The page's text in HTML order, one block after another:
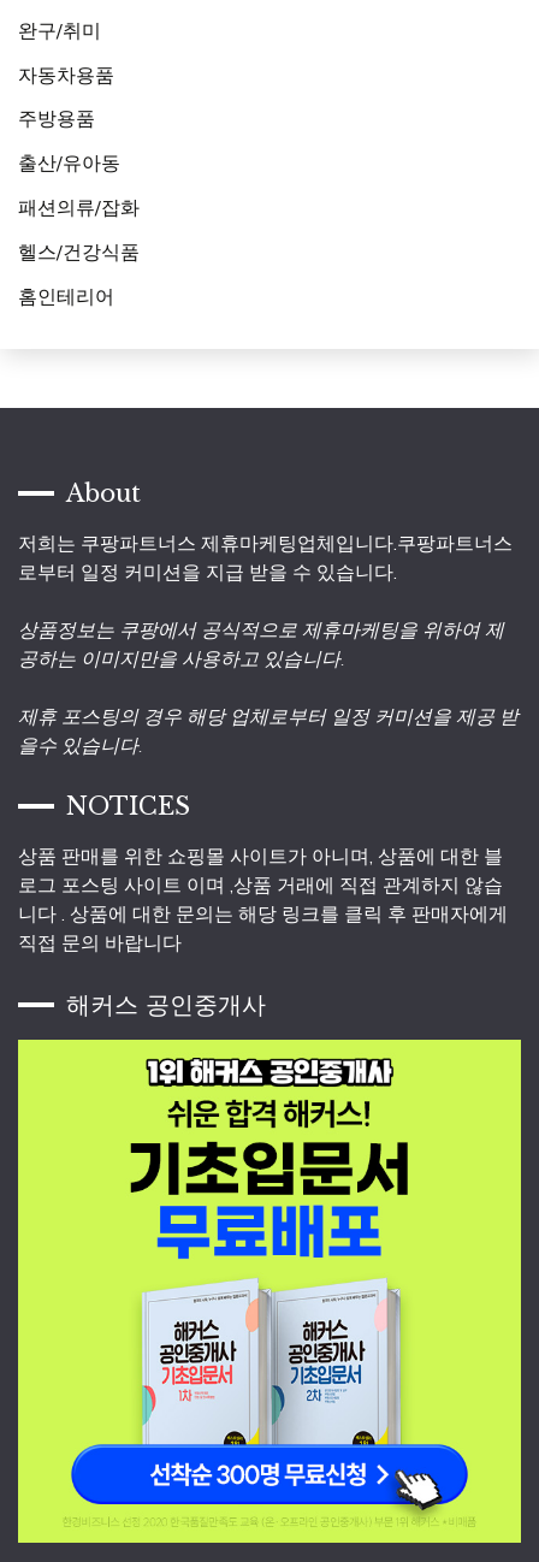
완구/취미
자동차용품
주방용품
출산/유아동
패션의류/잡화
헬스/건강식품
홈인테리어
About
저희는 쿠팡파트너스 제휴마케팅업체입니다.쿠팡파트너스
로부터 일정 커미션을 지급 받을 수 있습니다.
상품정보는 쿠팡에서 공식적으로 제휴마케팅을 위하여 제
공하는 이미지만을 사용하고 있습니다.
제휴 포스팅의 경우 해당 업체로부터 일정 커미션을 제공 받
을수 있습니다.
NOTICES
상품 판매를 위한 쇼핑몰 사이트가 아니며, 상품에 대한 블
로그 포스팅 사이트 이며 ,상품 거래에 직접 관계하지 않습
니다 . 상품에 대한 문의는 해당 링크를 클릭 후 판매자에게
직접 문의 바랍니다
해커스 공인중개사